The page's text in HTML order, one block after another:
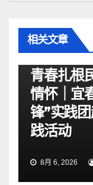
相关文章
青春扎根
情怀｜宜
锋”实践
践活动
8月 6, 2026